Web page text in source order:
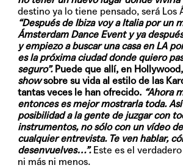
destino ya lo tiene pensado, será Los
“Después de Ibiza voy a Italia por un
Ámsterdam Dance Event y ya
y empiezo a buscar una casa en LA
es la próxima ciudad donde quiero
seguro”. Puede que allí, en
showsobre su vida al estilo de las
tantas veces le han ofrecido. “Ahora
entonces es mejor mostrarla toda.
posibilidad a la gente de juzgar con
instrumentos, no sólo con un vídeo
cualquier entrevista. Te ven hablar,
desenvuelves…”. Este es el
ni más ni menos.